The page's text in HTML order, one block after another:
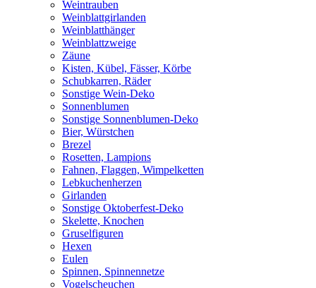
Weintrauben
Weinblattgirlanden
Weinblatthänger
Weinblattzweige
Zäune
Kisten, Kübel, Fässer, Körbe
Schubkarren, Räder
Sonstige Wein-Deko
Sonnenblumen
Sonstige Sonnenblumen-Deko
Bier, Würstchen
Brezel
Rosetten, Lampions
Fahnen, Flaggen, Wimpelketten
Lebkuchenherzen
Girlanden
Sonstige Oktoberfest-Deko
Skelette, Knochen
Gruselfiguren
Hexen
Eulen
Spinnen, Spinnennetze
Vogelscheuchen